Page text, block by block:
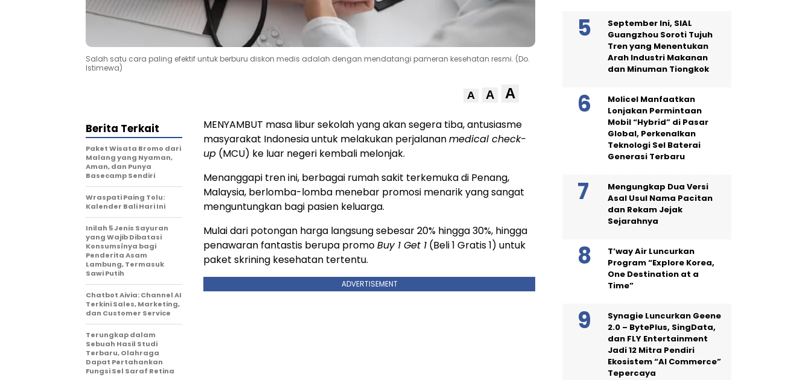
Salah satu cara paling efektif untuk berburu diskon medis adalah dengan mendatangi pameran kesehatan resmi. (Do.
Istimewa)
A A A
MENYAMBUT masa libur sekolah yang akan segera tiba, antusiasme
masyarakat Indonesia untuk melakukan perjalananmedical check-
up (MCU) ke luar negeri kembali melonjak.
Menanggapi tren ini, berbagai rumah sakit terkemuka di Penang,
Malaysia, berlomba-lomba menebar promosi menarik yang sangat
menguntungkan bagi pasien keluarga.
Mulai dari potongan harga langsung sebesar 20% hingga 30%, hingga
penawaran fantastis berupa promoBuy 1 Get 1 (Beli 1 Gratis 1) untuk
paket skrining kesehatan tertentu.
ADVERTISEMENT
Berita Terkait
Paket Wisata Bromo dari
Malang yang Nyaman,
Aman, dan Punya
Basecamp Sendiri
Wraspati Paing Tolu:
Kalender Bali Hari Ini
Inilah 5 Jenis Sayuran
yang Wajib Dibatasi
Konsumsìnya bagi
Penderita Asam
Lambung, Termasuk
Sawi Putih
Chatbot Aivia: Channel AI
Terkini Sales, Marketing,
dan Customer Service
Terungkap dalam
Sebuah Hasil Studi
Terbaru, Olahraga
Dapat Pertahankan
Fungsi Sel Saraf Retina
September Ini, SIAL
Guangzhou Soroti Tujuh
Tren yang Menentukan
Arah Industri Makanan
dan Minuman Tiongkok
Molicel Manfaatkan
Lonjakan Permintaan
Mobil “Hybrid” di Pasar
Global, Perkenalkan
Teknologi Sel Baterai
Generasi Terbaru
Mengungkap Dua Versi
Asal Usul Nama Pacitan
dan Rekam Jejak
Sejarahnya
T’way Air Luncurkan
Program “Explore Korea,
One Destination at a
Time”
Synagie Luncurkan Geene
2.0 – BytePlus, SingData,
dan FLY Entertainment
Jadi 12 Mitra Pendiri
Ekosistem “AI Commerce”
Tepercaya